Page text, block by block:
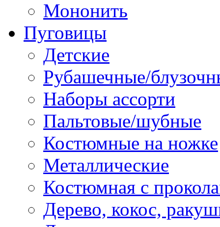
Мононить
Пуговицы
Детские
Рубашечные/
Наборы ассорти
Пальтовые/шубные
Костюмные на ножке
Металлические
Костюмная с
Дерево, кокос,